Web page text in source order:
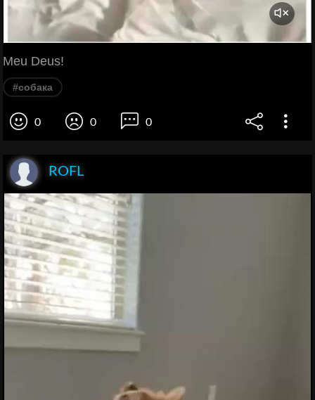
Meu Deus!
#собака
0 0 0
ROFL